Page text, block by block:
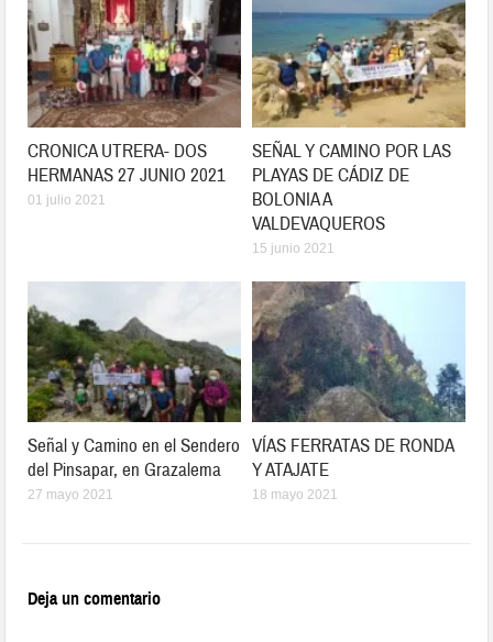
CRONICA UTRERA- DOS
HERMANAS 27 JUNIO 2021
01 julio 2021
SEÑAL Y CAMINO POR LAS
PLAYAS DE CÁDIZ DE
BOLONIA A
VALDEVAQUEROS
15 junio 2021
Señal y Camino en el Sendero
del Pinsapar, en Grazalema
27 mayo 2021
VÍAS FERRATAS DE RONDA
Y ATAJATE
18 mayo 2021
Deja un comentario